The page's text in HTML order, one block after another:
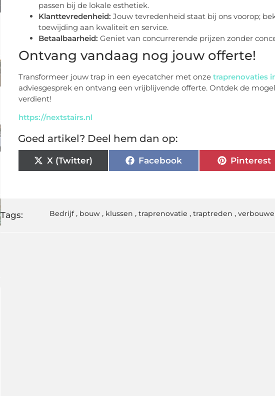
passen bij de lokale esthetiek.
Klanttevredenheid: Jouw tevredenheid staat bij ons voorop;
toewijding aan kwaliteit en service.
Betaalbaarheid: Geniet van concurrerende prijzen zonder
Ontvang vandaag nog jouw offerte!
Transformeer jouw trap in een eyecatcher met onze traprenovaties
adviesgesprek en ontvang een vrijblijvende offerte. Ontdek de
verdient!
https://nextstairs.nl
Goed artikel? Deel hem dan op:
X (Twitter) Facebook Pinterest
Tags: Bedrijf, bouw, klussen , traprenovatie , traptreden ,